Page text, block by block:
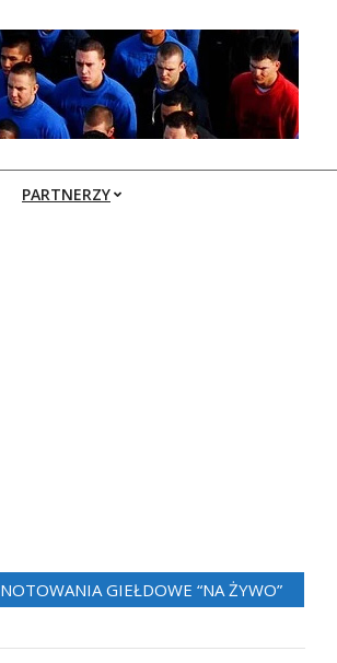
PARTNERZY
NOTOWANIA GIEŁDOWE “NA ŻYWO”